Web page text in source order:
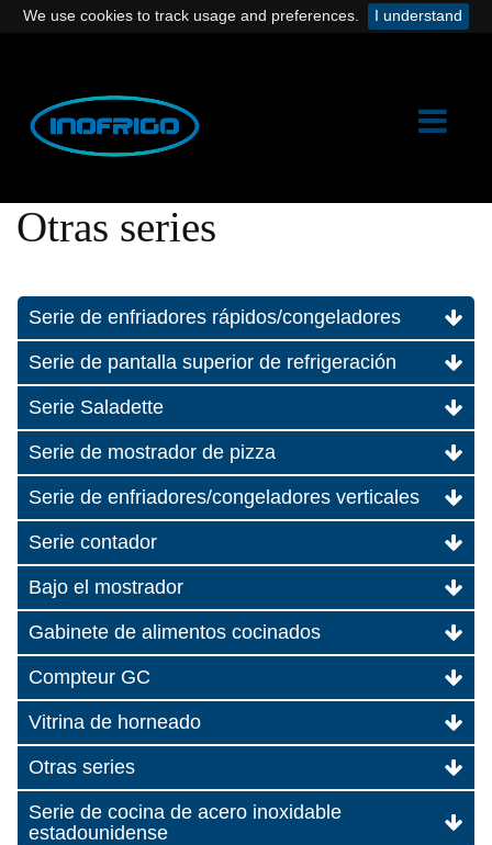
We use cookies to track usage and preferences. I understand
Otras series
Serie de enfriadores rápidos/congeladores
Serie de pantalla superior de refrigeración
Serie Saladette
Serie de mostrador de pizza
Serie de enfriadores/congeladores verticales
Serie contador
Bajo el mostrador
Gabinete de alimentos cocinados
Compteur GC
Vitrina de horneado
Otras series
Serie de cocina de acero inoxidable
estadounidense